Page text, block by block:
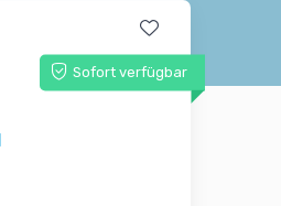
Sofort verfügbar